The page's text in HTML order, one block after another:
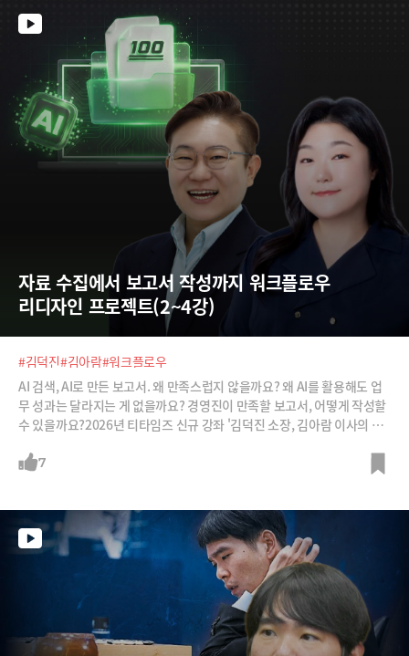
을 공개합니다. 전체 강좌 내용이 궁금하시다면 '티타임즈 라이브클래
스'를 검색해 주세요.
자료 수집에서 보고서 작성까지 워크플로우
리디자인 프로젝트(2~4강)
#김덕진#김아람#워크플로우
AI 검색, AI로 만든 보고서. 왜 만족스럽지 않을까요? 왜 AI를 활용해도 업
무 성과는 달라지는 게 없을까요? 경영진이 만족할 보고서, 어떻게 작성할
수 있을까요?2026년 티타임즈 신규 강좌 '김덕진 소장, 김아람 이사의 워
을 위한 강좌입니다. 단순한 AI 활용이 아니라 기업의 업무 프로세스 시나
을 공개합니다. 전체 강좌 내용이 궁금하시다면 '티타임즈 라이브클래
스'를 검색해 주세요.
7